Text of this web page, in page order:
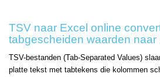
TSV naar Excel online
tabgescheiden waarden naar
TSV-bestanden (Tab-Separated Values)
platte tekst met tabtekens die kolommen